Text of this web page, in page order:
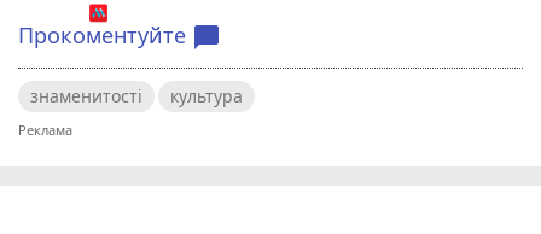
Прокоментуйте chat_bubble
знаменитості культура